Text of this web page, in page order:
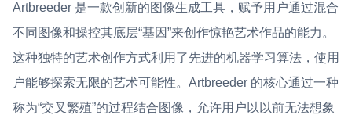
Artbreeder 是一款创新的图像生成工具，赋予用户通过混合
不同图像和操控其底层“基因”来创作惊艳艺术作品的能力。
这种独特的艺术创作方式利用了先进的机器学习算法，使用
户能够探索无限的艺术可能性。Artbreeder 的核心通过一种
称为“交叉繁殖”的过程结合图像，允许用户以以前无法想象